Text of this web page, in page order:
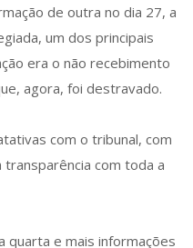
de outra no dia 27, a
um dos principais
era o não recebimento
agora, foi destravado.
com o tribunal, com
com toda a
quarta e mais informações